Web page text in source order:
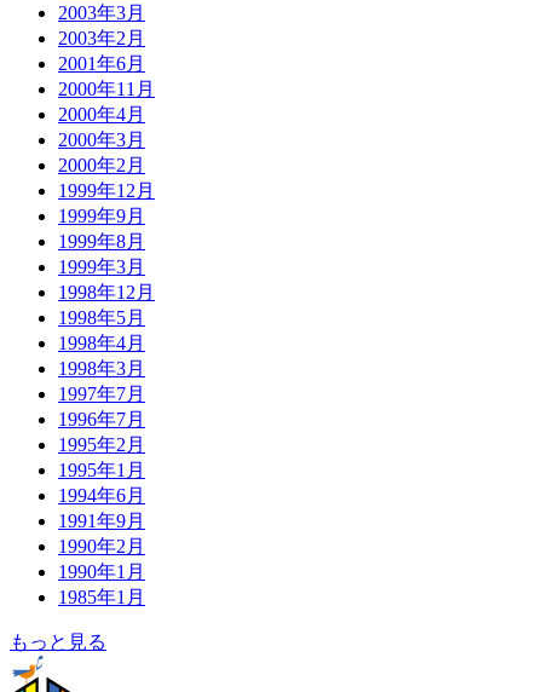
2003年3月
2003年2月
2001年6月
2000年11月
2000年4月
2000年3月
2000年2月
1999年12月
1999年9月
1999年8月
1999年3月
1998年12月
1998年5月
1998年4月
1998年3月
1997年7月
1996年7月
1995年2月
1995年1月
1994年6月
1991年9月
1990年2月
1990年1月
1985年1月
もっと見る